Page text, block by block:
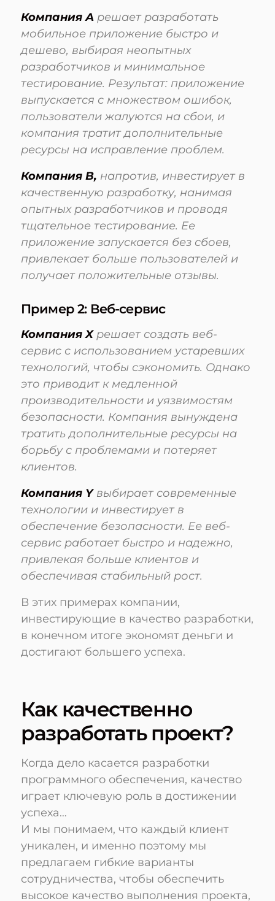
Компания А решает разработать
мобильное приложение быстро и
дешево, выбирая неопытных
разработчиков и минимальное
тестирование. Результат: приложение
выпускается с множеством ошибок,
пользователи жалуются на сбои, и
компания тратит дополнительные
ресурсы на исправление проблем.
Компания B, напротив, инвестирует в
качественную разработку, нанимая
опытных разработчиков и проводя
тщательное тестирование. Ее
приложение запускается без сбоев,
привлекает больше пользователей и
получает положительные отзывы.
Пример 2: Веб-сервис
Компания Xрешает создать веб-
сервис с использованием устаревших
технологий, чтобы сэкономить. Однако
это приводит к медленной
производительности и уязвимостям
безопасности. Компания вынуждена
тратить дополнительные ресурсы на
борьбу с проблемами и потеряет
клиентов.
Компания Yвыбирает современные
технологии и инвестирует в
обеспечение безопасности. Ее веб-
сервис работает быстро и надежно,
привлекая больше клиентов и
обеспечивая стабильный рост.
В этих примерах компании,
инвестирующие в качество разработки,
в конечном итоге экономят деньги и
достигают большего успеха.
Как качественно
разработать проект?
Когда дело касается разработки
программного обеспечения, качество
играет ключевую роль в достижении
успеха…
И мы понимаем, что каждый клиент
уникален, и именно поэтому мы
предлагаем гибкие варианты
сотрудничества, чтобы обеспечить
высокое качество выполнения проекта,